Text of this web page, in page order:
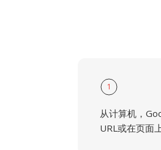
1
从计算机，
URL或在页面